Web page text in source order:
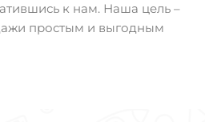
к нам. Наша цель –
простым и выгодным